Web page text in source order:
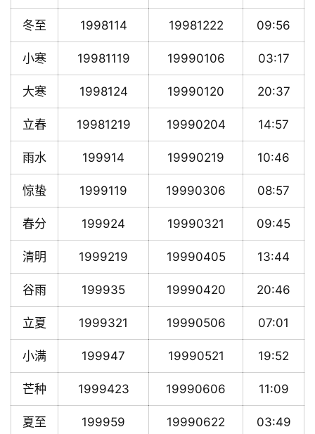
冬至 1998114 19981222 09:56
小寒 19981119 19990106 03:17
大寒 1998124 19990120 20:37
立春 19981219 19990204 14:57
雨水 199914 19990219 10:46
惊蛰 1999119 19990306 08:57
春分 199924 19990321 09:45
清明 1999219 19990405 13:44
谷雨 199935 19990420 20:46
立夏 1999321 19990506 07:01
小满 199947 19990521 19:52
芒种 1999423 19990606 11:09
夏至 199959 19990622 03:49